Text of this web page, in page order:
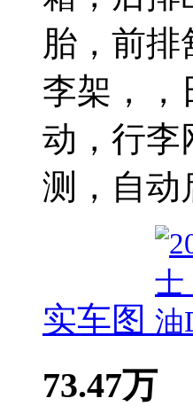
胎，前
李架，，
动，行李
测，自动
实车图
73.47万